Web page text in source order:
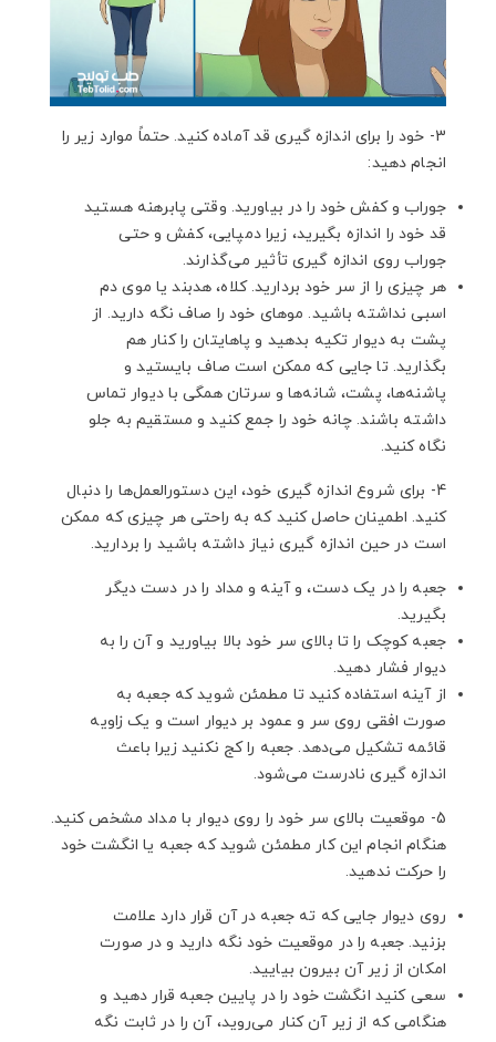
3- خود را برای اندازه گیری قد آماده کنید. حتماً موارد زیر را
انجام دهید:
جوراب و کفش خود را در بیاورید. وقتی پابرهنه هستید
قد خود را اندازه بگیرید، زیرا دمپایی، کفش و حتی
جوراب روی اندازه گیری تأثیر می‌گذارند.
هر چیزی را از سر خود بردارید. کلاه، هدبند یا موی دم
اسبی نداشته باشید. موهای خود را صاف نگه دارید. از
پشت به دیوار تکیه بدهید و پاهایتان را کنار هم
بگذارید. تا جایی که ممکن است صاف بایستید و
پاشنه‌ها، پشت، شانه‌ها و سرتان همگی با دیوار تماس
داشته باشند. چانه خود را جمع کنید و مستقیم به جلو
نگاه کنید.
4- برای شروع اندازه گیری خود، این دستورالعمل‌ها را دنبال
کنید. اطمینان حاصل کنید که به راحتی هر چیزی که ممکن
است در حین اندازه گیری نیاز داشته باشید را بردارید.
جعبه را در یک دست، و آینه و مداد را در دست دیگر
بگیرید.
جعبه کوچک را تا بالای سر خود بالا بیاورید و آن را به
دیوار فشار دهید.
از آینه استفاده کنید تا مطمئن شوید که جعبه به
صورت افقی روی سر و عمود بر دیوار است و یک زاویه
قائمه تشکیل می‌دهد. جعبه را کج نکنید زیرا باعث
اندازه گیری نادرست می‌شود.
5- موقعیت بالای سر خود را روی دیوار با مداد مشخص کنید.
هنگام انجام این کار مطمئن شوید که جعبه یا انگشت خود
را حرکت ندهید.
روی دیوار جایی که ته جعبه در آن قرار دارد علامت
بزنید. جعبه را در موقعیت خود نگه دارید و در صورت
امکان از زیر آن بیرون بیایید.
سعی کنید انگشت خود را در پایین جعبه قرار دهید و
هنگامی که از زیر آن کنار می‌روید، آن را در ثابت نگه